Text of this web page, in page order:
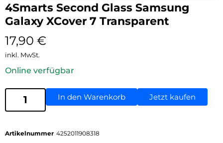
4Smarts Second Glass Samsung
Galaxy XCover 7 Transparent
17,90 €
inkl. MwSt.
Online verfügbar
In den Warenkorb Jetzt kaufen
Artikelnummer 4252011908318